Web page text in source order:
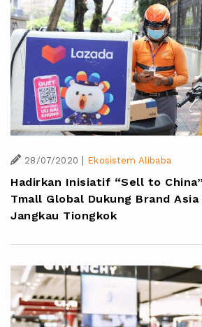
28/07/2020 | Ekosistem Alibaba
Hadirkan Inisiatif “Sell to
Tmall Global Dukung Brand Asia
Jangkau Tiongkok